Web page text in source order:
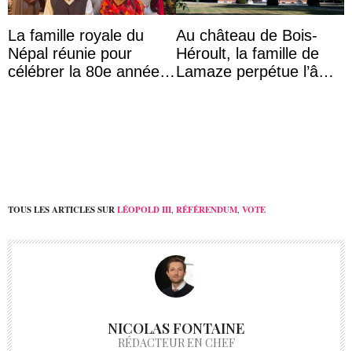
La famille royale du
Népal réunie pour
célébrer la 80e année
Au château de Bois-
Héroult, la famille de
Lamaze perpétue l’âme
TOUS LES ARTICLES SURLÉOPOLD III RÉFÉRENDUM VOTE
NICOLAS FONTAINE
RÉDACTEUR EN CHEF